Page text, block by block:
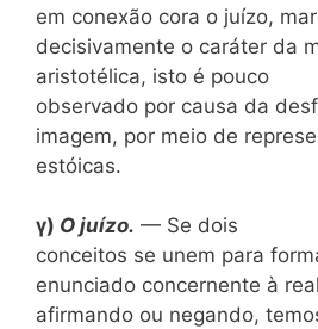
em conexão cora o juízo,
decisivamente o caráter da
aristotélica, isto é pouco
observado por causa da
imagem, por meio de
estóicas.
γ) O juízo. — Se dois
conceitos se unem para
enunciado concernente à
afirmando ou negando,